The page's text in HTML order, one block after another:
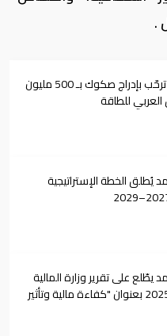
.
"ناسداك دبي" ترحّب بإدراج صكوك بـ 500 مليون
للطاقة
الخطة الإستراتيجية
على تقرير وزارة المالية
السنوي لعام 2025 بعنوان "كفاءة مالية وتأثير